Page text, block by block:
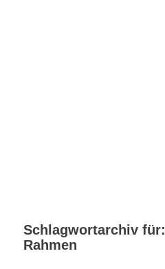
Schlagwortarchiv für:
Rahmen